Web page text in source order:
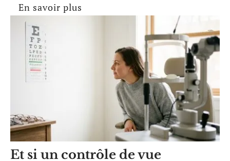
En savoir plus
Et si un contrôle de vue